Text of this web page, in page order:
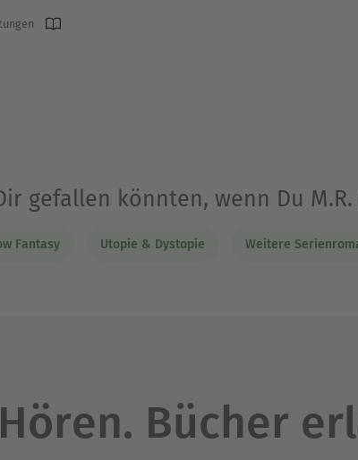
gefallen könnten, wenn Du
Fantasy Utopie & Dystopie Weitere
Bücher